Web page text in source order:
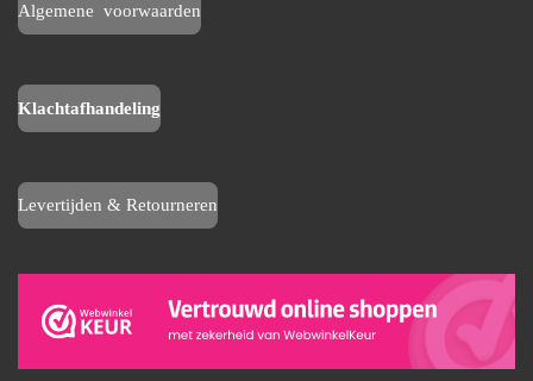
Algemene voorwaarden
Klachtafhandeling
Levertijden & Retourneren